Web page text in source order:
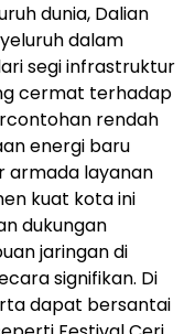
dunia, Dalian
dalam
segi infrastruktur
cermat terhadap
rendah
energi baru
armada layanan
kuat kota ini
dukungan
jaringan di
signifikan. Di
dapat bersantai